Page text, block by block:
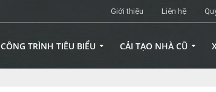
Giới thiệu Liên hệ
CÔNG TRÌNH TIÊU BIỂU CẢI TẠO NHÀ CŨ